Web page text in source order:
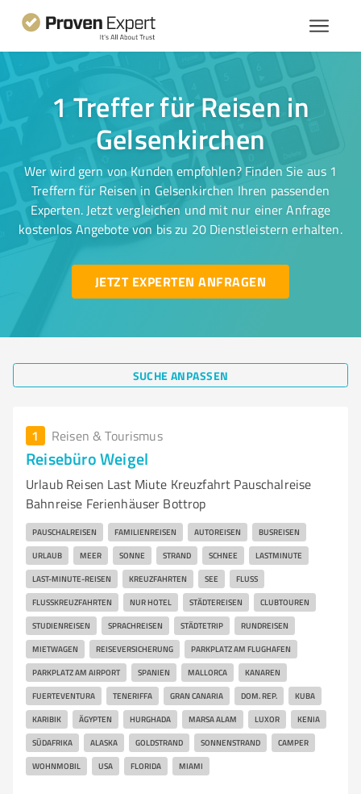
1 Treffer für Reisen in
Gelsenkirchen
Wer wird gern von Kunden empfohlen? Finden Sie aus 1
Treffern für Reisen in Gelsenkirchen Ihren passenden
Experten. Jetzt vergleichen und mit nur einer Anfrage
kostenlos Angebote von bis zu 20 Dienstleistern erhalten.
JETZT EXPERTEN ANFRAGEN
SUCHE ANPASSEN
1 Reisen & Tourismus
Reisebüro Weigel
Urlaub Reisen Last Miute Kreuzfahrt Pauschalreise
Bahnreise Ferienhäuser Bottrop
PAUSCHALREISEN FAMILIENREISEN AUTOREISEN BUSREISEN
URLAUB MEER SONNE STRAND SCHNEE LASTMINUTE
LAST-MINUTE-REISEN KREUZFAHRTEN SEE FLUSS
FLUSSKREUZFAHRTEN NUR HOTEL STÄDTEREISEN CLUBTOUREN
STUDIENREISEN SPRACHREISEN STÄDTETRIP RUNDREISEN
MIETWAGEN REISEVERSICHERUNG PARKPLATZ AM FLUGHAFEN
PARKPLATZ AM AIRPORT SPANIEN MALLORCA KANAREN
FUERTEVENTURA TENERIFFA GRAN CANARIA DOM. REP. KUBA
KARIBIK ÄGYPTEN HURGHADA MARSA ALAM LUXOR KENIA
SÜDAFRIKA ALASKA GOLDSTRAND SONNENSTRAND CAMPER
WOHNMOBIL USA FLORIDA MIAMI